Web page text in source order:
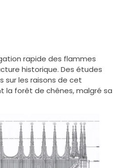
rapide des flammes
historique. Des études
sur les raisons de cet
la forêt de chênes, malgré sa